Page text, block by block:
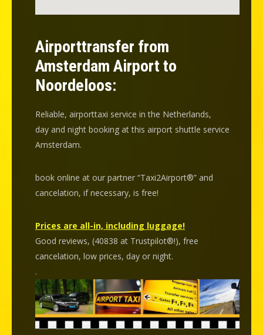
Airporttransfer from
Amsterdam Airport to
Noordeloos:
Reliable, airporttaxi service in the Netherlands,
day and night booking at this airport shuttle service
Amsterdam.
book online at our partner “Taxi2Airport®” and
cancelation, if necessary, is free!
Prices are all-in, including luggage!
Good reviews, (40838 at Trustpilot®!), free
cancelation, low prices, day or night.
.